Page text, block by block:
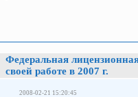
Федеральная
своей работе в 2007 г.
2008-02-21 15:20:45